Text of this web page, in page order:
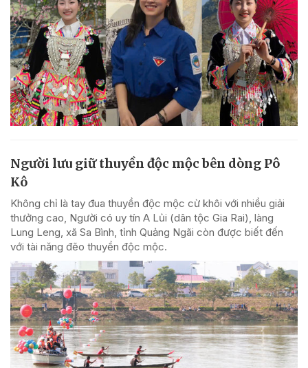
Người lưu giữ thuyền độc mộc bên dòng Pô
Kô
Không chỉ là tay đua thuyền độc mộc cừ khôi với nhiều giải
thưởng cao, Người có uy tín A Lủi (dân tộc Gia Rai), làng
Lung Leng, xã Sa Bình, tỉnh Quảng Ngãi còn được biết đến
với tài năng đẽo thuyền độc mộc.